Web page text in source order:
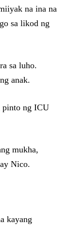
na ina na
sa likod ng
sa luho.
ng anak.
pinto ng ICU
mukha,
Nico.
kayang